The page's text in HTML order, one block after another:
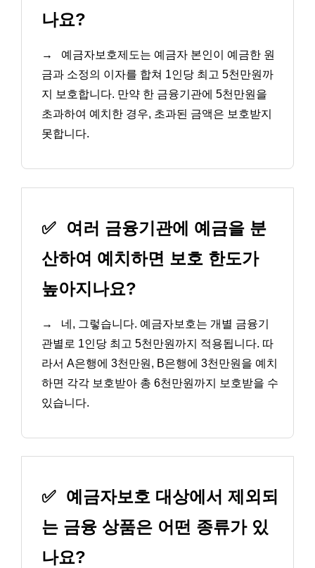
나요?
→
예금자보호제도는 예금자 본인이 예금한 원
금과 소정의 이자를 합쳐 1인당 최고 5천만원까
지 보호합니다. 만약 한 금융기관에 5천만원을
초과하여 예치한 경우, 초과된 금액은 보호받지
못합니다.
✅
여러 금융기관에 예금을 분
산하여 예치하면 보호 한도가
높아지나요?
→
네, 그렇습니다. 예금자보호는 개별 금융기
관별로 1인당 최고 5천만원까지 적용됩니다. 따
라서 A은행에 3천만원, B은행에 3천만원을 예치
하면 각각 보호받아 총 6천만원까지 보호받을 수
있습니다.
✅ 예금자보호 대상에서 제외되
는 금융 상품은 어떤 종류가 있
나요?